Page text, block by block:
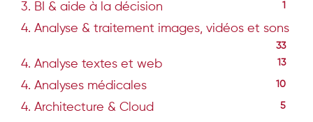
3. BI & aide à la décision 1
4. Analyse & traitement images, vidéos et sons
33
4. Analyse textes et web 13
4. Analyses médicales 10
4. Architecture & Cloud 5